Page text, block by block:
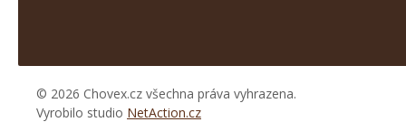
© 2026 Chovex.cz všechna práva vyhrazena.
Vyrobilo studio NetAction.cz